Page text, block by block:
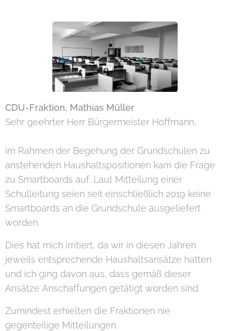
CDU-Fraktion, Mathias Müller
Sehr geehrter Herr Bürgermeister Hoffmann,
im Rahmen der Begehung der Grundschulen zu
anstehenden Haushaltspositionen kam die Frage
zu Smartboards auf. Laut Mitteilung einer
Schulleitung seien seit einschließlich 2019 keine
Smartboards an die Grundschule ausgeliefert
worden.
Dies hat mich irritiert, da wir in diesen Jahren
jeweils entsprechende Haushaltsansätze hatten
und ich ging davon aus, dass gemäß dieser
Ansätze Anschaffungen getätigt worden sind.
Zumindest erhielten die Fraktionen nie
gegenteilige Mitteilungen.